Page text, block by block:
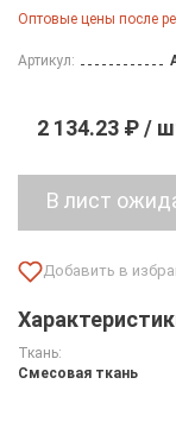
Оптовые цены после
Артикул:
2 134.23 ₽ /
Ткань:
Смесовая ткань